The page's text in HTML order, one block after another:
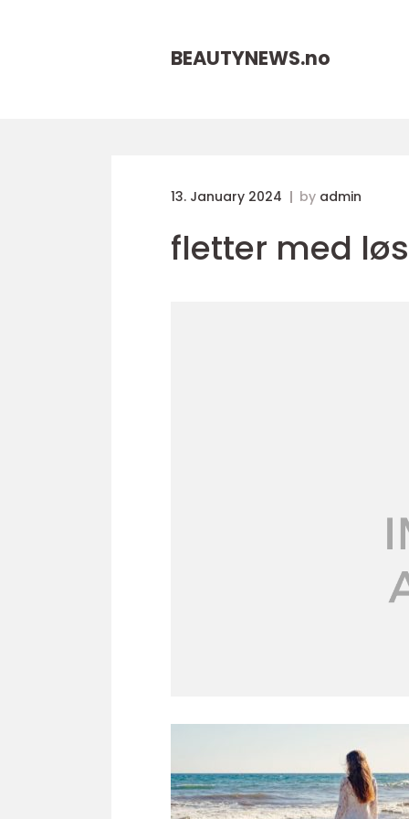
BEAUTYNEWS.no
13. January 2024 by admin
fletter med